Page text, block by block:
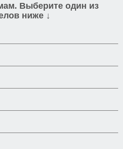
Выберите один из
ниже ↓